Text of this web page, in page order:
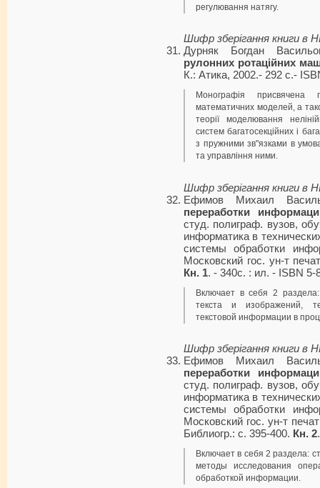
регулювання натягу.
Шифр зберігання книги в
Дурняк Богдан
рулонних ротаційних
К.: Атика, 2002.- 292 с.-
Монографія присвячена
математичних моделей, а
теорії моделювання
систем багатосекційних і
з пружними зв"язками в
та управління ними.
Шифр зберігання книги в
Ефимов Михаил
переработки
студ. полиграф. вузов,
информатика в
системы обработки
Московский гос. ун-т
Кн. 1. - 340с. : ил. - ISBN 5-
Включает в себя 2
текста и изображений,
текстовой информации в
Шифр зберігання книги в
Ефимов Михаил
переработки
студ. полиграф. вузов,
информатика в
системы обработки
Московский гос. ун-т
Библиогр.: с. 395-400. Кн. 2
Включает в себя 2 раздела:
методы исследования
обработкой информации.